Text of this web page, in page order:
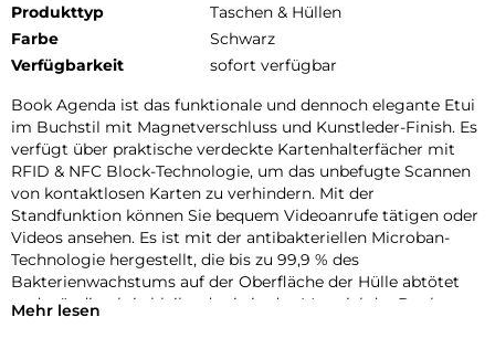
Produkttyp
Taschen & Hüllen
Farbe
Schwarz
Verfügbarkeit
sofort verfügbar
Book Agenda ist das funktionale und dennoch elegante Etui
im Buchstil mit Magnetverschluss und Kunstleder-Finish. Es
verfügt über praktische verdeckte Kartenhalterfächer mit
RFID & NFC Block-Technologie, um das unbefugte Scannen
von kontaktlosen Karten zu verhindern. Mit der
Standfunktion können Sie bequem Videoanrufe tätigen oder
Videos ansehen. Es ist mit der antibakteriellen Microban-
Technologie hergestellt, die bis zu 99,9 % des
Bakterienwachstums auf der Oberfläche der Hülle abtötet
und ständig aktiv bleibt, da sie in das Material der Book
Mehr lesen